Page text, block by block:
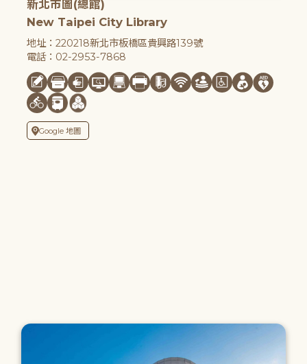
新北市圖(總館)
New Taipei City Library
地址：220218新北市板橋區貴興路139號
電話：02-2953-7868
Google 地圖